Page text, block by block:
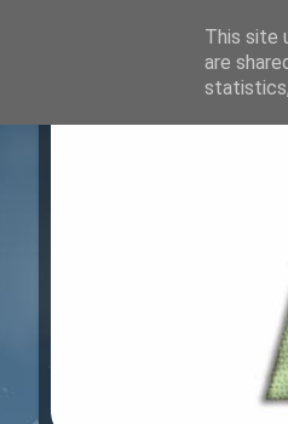
This site
are